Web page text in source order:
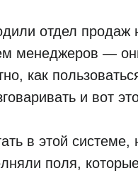
отдел продаж
менеджеров —
как
и вот
в этой системе,
поля,